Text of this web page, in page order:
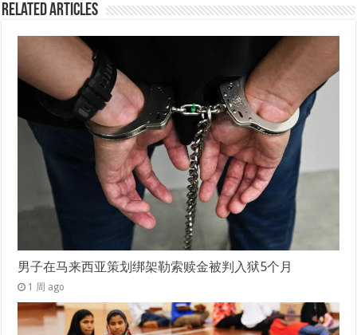
Related Articles
男子在马来西亚策划绑架勒索赎金被判入狱5个月
1 周 ago